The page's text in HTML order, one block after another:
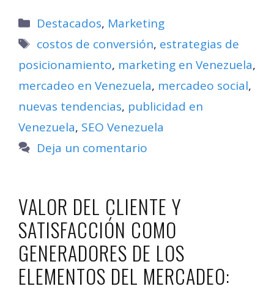
Categorías
Destacados, Marketing
Etiquetas
costos de conversión, estrategias de
posicionamiento, marketing en Venezuela,
mercadeo en Venezuela, mercadeo social,
nuevas tendencias, publicidad en
Venezuela, SEO Venezuela
Deja un comentario
VALOR DEL CLIENTE Y
SATISFACCIÓN COMO
GENERADORES DE LOS
ELEMENTOS DEL MERCADEO: